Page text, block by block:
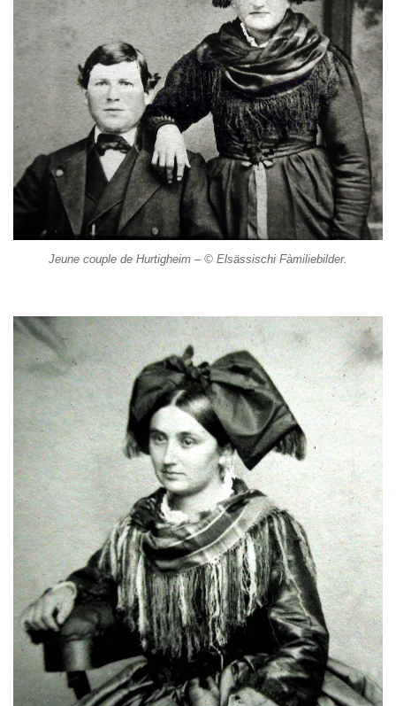
Jeune couple de Hurtigheim – © Elsässischi Fàmiliebilder.